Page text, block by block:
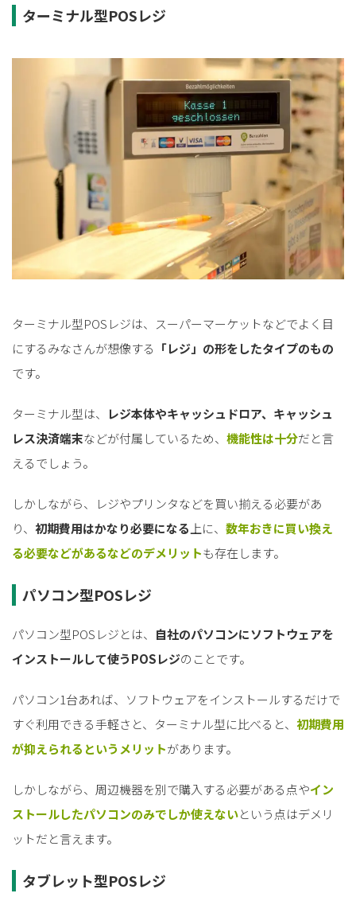
ターミナル型POSレジ
ターミナル型POSレジは、スーパーマーケットなどでよく目
にするみなさんが想像する 「レジ」の形をしたタイプのもの
です。
ターミナル型は、
レジ本体やキャッシュドロア、キャッシュ
レス決済端末などが付属しているため、 機能性は十分だと言
えるでしょう。
しかしながら、レジやプリンタなどを買い揃える必要があ
り、 初期費用はかなり必要になる上に、 数年おきに買い換え
る必要などがあるなどのデメリットも存在します。
パソコン型POSレジ
パソコン型POSレジとは、 自社のパソコンにソフトウェアを
インストールして使うPOSレジのことです。
パソコン1台あれば、ソフトウェアをインストールするだけで
すぐ利用できる手軽さと、ターミナル型に比べると、 初期費用
が抑えられるというメリットがあります。
しかしながら、周辺機器を別で購入する必要がある点やイン
ストールしたパソコンのみでしか使えないという点はデメリ
ットだと言えます。
タブレット型POSレジ